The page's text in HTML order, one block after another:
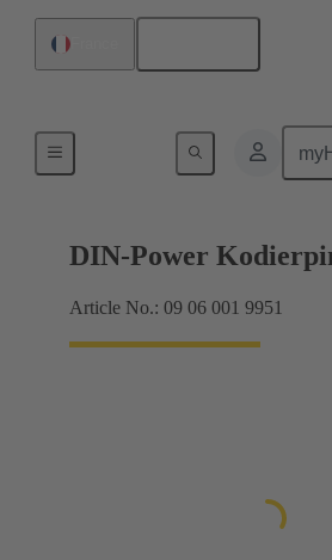
Raccordement carte mère à carte
DIN-Power
Article No.: 09 06 001 9951